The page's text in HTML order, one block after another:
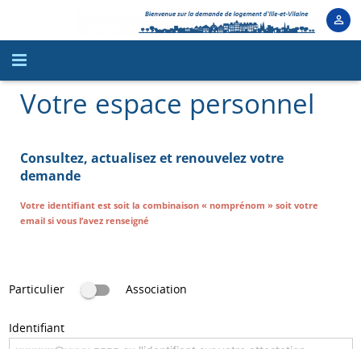
Accueil
Créez votre demande
Votre espace personnel
Chiffres clés
Des questions ?
Votre espace personnel
Consultez, actualisez et renouvelez votre
demande
Votre identifiant est soit la combinaison « nomprénom » soit votre
email si vous l’avez renseigné